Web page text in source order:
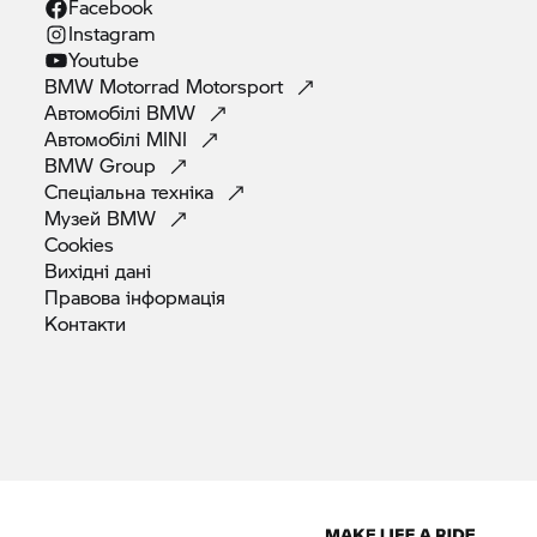
Facebook
Instagram
Youtube
BMW Motorrad Motorsport
Автомобілі BMW
Автомобілі MINI
BMWGroup
Спеціальнатехніка
Музей BMW
Cookies
Вихіднідані
Правоваінформація
Контакти